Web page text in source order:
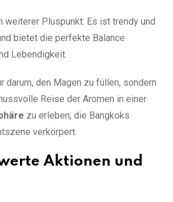
weiterer Pluspunkt: Es ist trendy und
bietet die perfekte Balance
Lebendigkeit.
darum, den Magen zu füllen, sondern
Reise der Aromen in einer
zu erleben, die Bangkoks
verkörpert.
Aktionen und